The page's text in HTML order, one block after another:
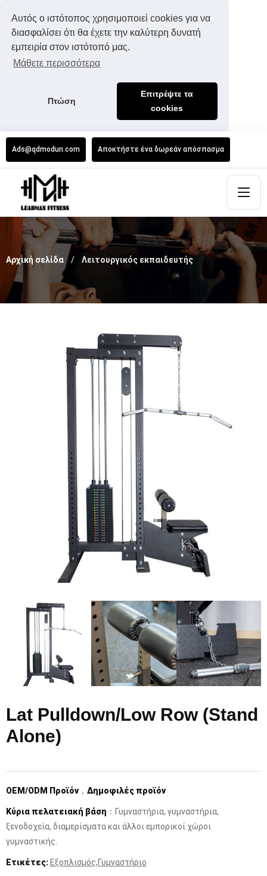
Αυτός ο ιστότοπος χρησιμοποιεί cookies για να
διασφαλίσει ότι θα έχετε την καλύτερη δυνατή
εμπειρία στον ιστότοπό μας.
Μάθετε περισσότερα
Πτώση
Επιτρέψτε τα
cookies
Ads@qdmodun.com Αποκτήστε ένα δωρεάν απόσπασμα
Αρχική σελίδα Λειτουργικός εκπαιδευτής
Lat Pulldown/Low Row (Stand
Alone)
OEM/ODM Προϊόν ， Δημοφιλές προϊόν
Κύρια πελατειακή βάση ：Γυμναστήρια, γυμναστήρια,
ξενοδοχεία, διαμερίσματα και άλλοι εμπορικοί χώροι
γυμναστικής.
Ετικέτες: Εξοπλισμός,Γυμναστήριο